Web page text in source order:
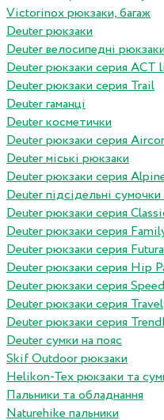
Victorinox рюкзаки, багаж
Deuter рюкзаки
Deuter велосипедні
Deuter рюкзаки серия ACT
Deuter рюкзаки серия Trail
Deuter гаманці
Deuter косметички
Deuter рюкзаки серия
Deuter міські рюкзаки
Deuter рюкзаки серия
Deuter підсідельні сумочки
Deuter рюкзаки серия
Deuter рюкзаки серия
Deuter рюкзаки серия
Deuter рюкзаки серия Hip
Deuter рюкзаки серия
Deuter рюкзаки серия Travel
Deuter рюкзаки серия
Deuter сумки на пояс
Skif Outdoor рюкзаки
Helikon-Tex рюкзаки та
Пальники та обладнання
Naturehike пальники